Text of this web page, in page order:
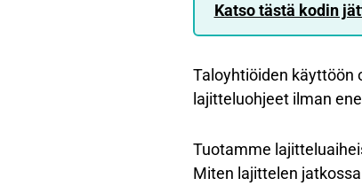
Katso tästä kodin
Taloyhtiöiden käyttöön
lajitteluohjeet ilman
Tuotamme
Miten lajittelen